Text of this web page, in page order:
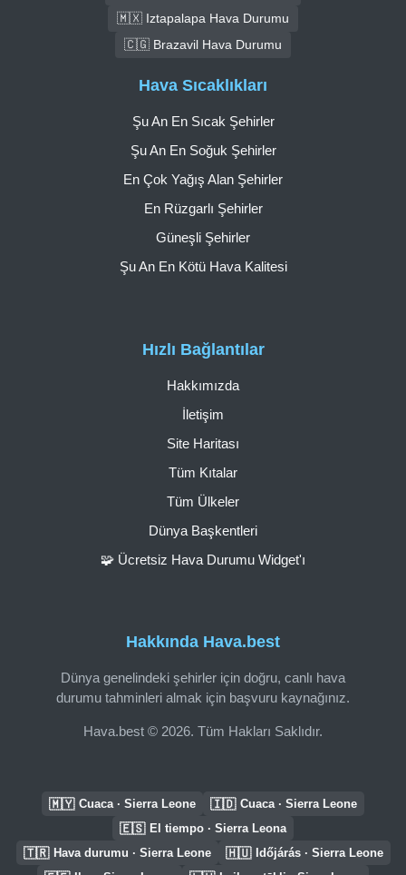
🇲🇽 Iztapalapa Hava Durumu
🇨🇬 Brazavil Hava Durumu
Hakkında Hava.best
Dünya genelindeki şehirler için doğru, canlı hava
durumu tahminleri almak için başvuru kaynağınız.
Hava.best © 2026. Tüm Hakları Saklıdır.
Hızlı Bağlantılar
Hakkımızda
İletişim
Site Haritası
Tüm Kıtalar
Tüm Ülkeler
Dünya Başkentleri
🧩 Ücretsiz Hava Durumu Widget'ı
Hava Sıcaklıkları
Şu An En Sıcak Şehirler
Şu An En Soğuk Şehirler
En Çok Yağış Alan Şehirler
En Rüzgarlı Şehirler
Güneşli Şehirler
Şu An En Kötü Hava Kalitesi
🇲🇾 Cuaca · Sierra Leone 🇮🇩 Cuaca · Sierra Leone
🇪🇸 El tiempo · Sierra Leona
🇹🇷 Hava durumu · Sierra Leone 🇭🇺 Időjárás · Sierra Leone